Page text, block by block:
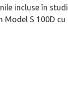
incluse în
Model S 100D